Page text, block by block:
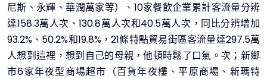
尼斯、永輝、華潤萬家等）、10家餐飲企業累計客流量分辨
達158.3萬人次、130.8萬人次和40.5萬人次，同比分辨增加
93.2%、50.2%和19.8%，21條特點貿易街區客流量達297.5萬
人想到這裡，想到自己的母親，他頓時鬆了口氣。次；新鄉
市6家年夜型商場超市（百貨年夜樓、平原商場、新瑪特